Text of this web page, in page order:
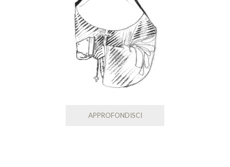
APPROFONDISCI